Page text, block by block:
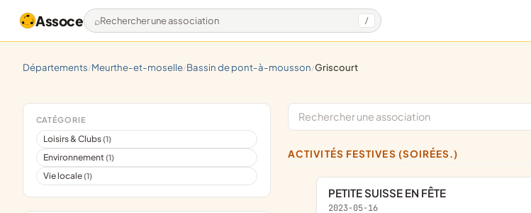
Assoce Rechercher une association /
départements/ meurthe-et-moselle/ bassin de pont-à-mousson/ griscourt
CATÉGORIE
Loisirs & Clubs(1)
Environnement(1)
Vie locale(1)
ACTIVITÉS FESTIVES (SOIRÉES.)
PETITE SUISSE EN FÊTE
2023-05-16